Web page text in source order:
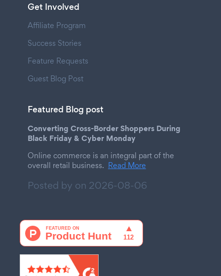
Get Involved
Affiliate Program
Success Stories
Feature Requests
Guest Blog Post
Featured Blog post
Converting Cross-Border Shoppers During
Black Friday & Cyber Monday
Online commerce is an integral part of the
overall retail business. Read More
Posted by on 2026-08-06